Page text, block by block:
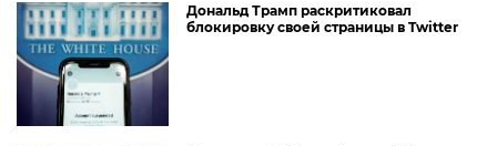
Дональд Трамп раскритиковал
блокировку своей страницы в Twitter